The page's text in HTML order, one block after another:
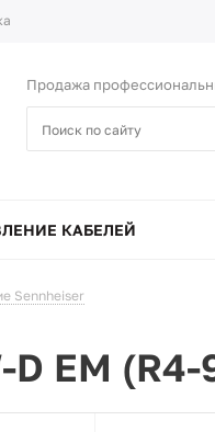
Продажа
КАБЕЛЕЙ
Sennheiser
D EM (R4-